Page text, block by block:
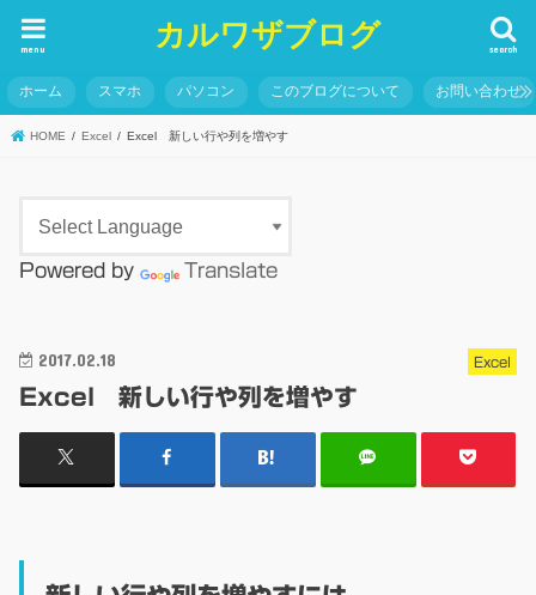
カルワザブログ search
menu
ホーム スマホ パソコン このブログについて お問い合わせ
HOME Excel Excel 新しい行や列を増やす
Powered by Translate
Excel
2017.02.18
Excel 新しい行や列を増やす